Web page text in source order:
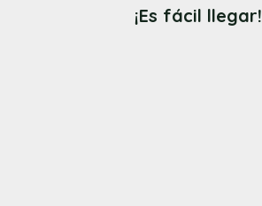
¡Es fácil llegar!